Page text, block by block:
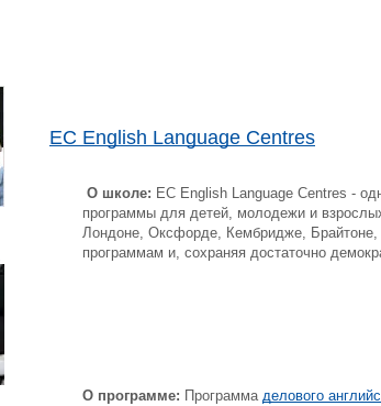
EC English Language Centres
О школе: EC English Language Centres -
программы для детей, молодежи и
Лондоне, Оксфорде, Кембридже,
программам и, сохраняя достаточно
О программе: Программа делового